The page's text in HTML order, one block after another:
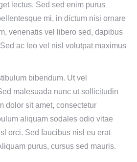
lectus. Sed sed enim purus
mi, in dictum nisi ornare
venenatis vel libero sed, dapibus
ac leo vel nisl volutpat maximus
bibendum. Ut vel
malesuada nunc ut sollicitudin
dolor sit amet, consectetur
aliquam sodales odio vitae
orci. Sed faucibus nisl eu erat
purus, cursus sed mauris.